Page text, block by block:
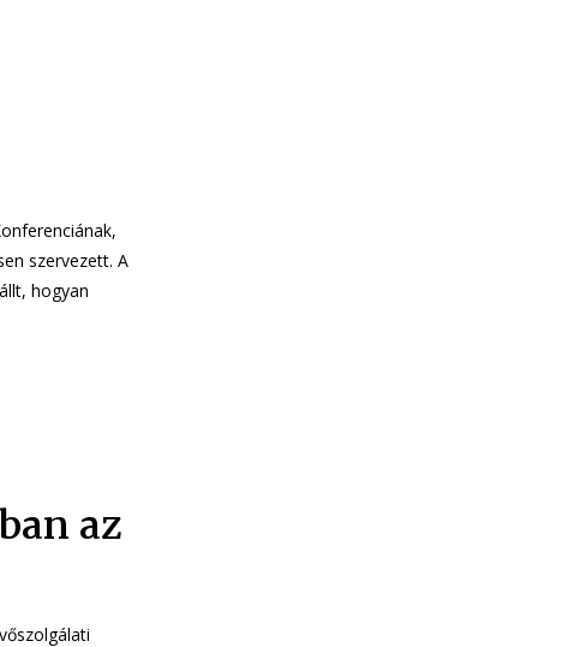
szervezett. A
hogyan
az